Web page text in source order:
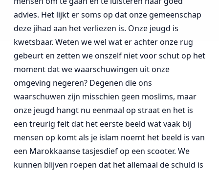
advies. Het lijkt er soms op dat onze gemeenschap
deze jihad aan het verliezen is. Onze jeugd is
kwetsbaar. Weten we wel wat er achter onze rug
gebeurt en zetten we onszelf niet voor schut op het
moment dat we waarschuwingen uit onze
omgeving negeren? Degenen die ons
waarschuwen zijn misschien geen moslims, maar
onze jeugd hangt nu eenmaal op straat en het is
een treurig feit dat het eerste beeld wat vaak bij
mensen op komt als je islam noemt het beeld is van
een Marokkaanse tasjesdief op een scooter. We
kunnen blijven roepen dat het allemaal de schuld is